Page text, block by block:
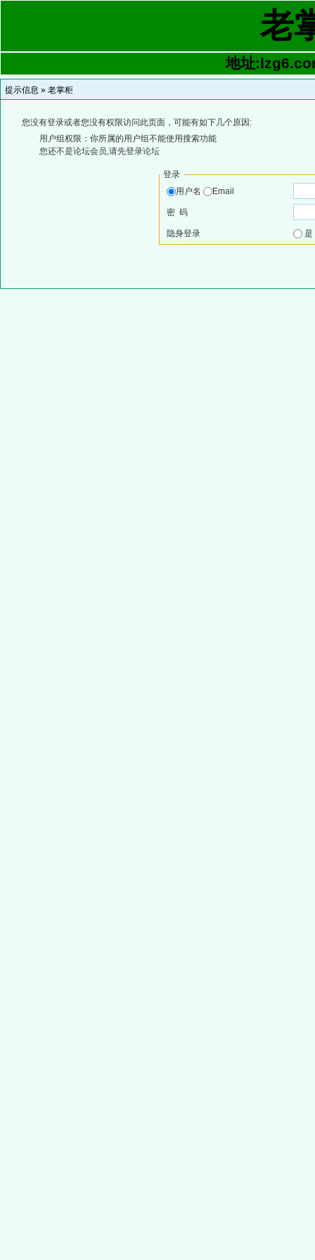
老
地址
提示信息 » 老掌柜
您没有登录或者您没有权限访问此页面，可能有如下几个原因:
用户组权限：你所属的用户组不能使用搜索功能
您还不是论坛会员,请先登录论坛
登录
用户名
Email
密 码
隐身登录